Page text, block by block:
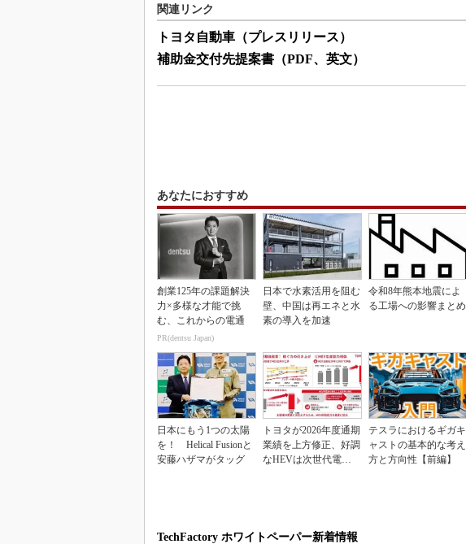
関連リンク
トヨタ自動車（プレスリリース）
補助金交付先提案書（PDF、英文）
あなたにおすすめ
創業125年の課題解決
力×多様な才能で挑
む、これからの電通
PR(dentsu Japan)
日本で水素活用を阻む
壁、中国は再エネと水
素の導入を加速
令和8年熊本地震によ
る工場への影響まとめ
日本にもう1つの太陽
を！ Helical Fusionと
安藤ハザマがタッグ
トヨタが2026年度通期
業績を上方修正、好調
なHEVは次世代電池
テスラにおけるギガキ
ャストの基本的な考え
方と方向性【前編】
TechFactory ホワイトペーパー新着情報